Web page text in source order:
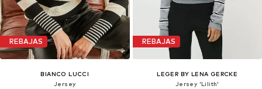
REBAJAS
BIANCO LUCCI
Jersey
REBAJAS
LEGER BY LENA GERCKE
Jersey 'Lilith'